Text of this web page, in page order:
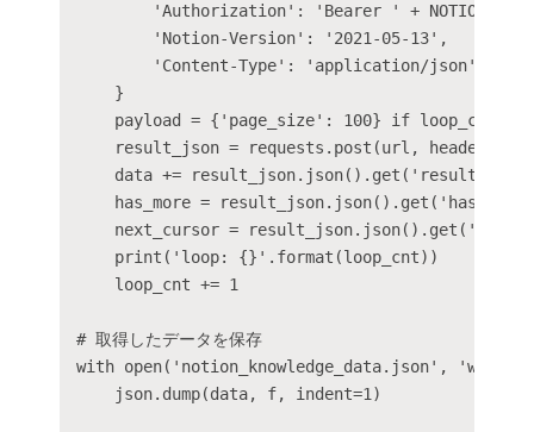
'Authorization': 'Bearer ' +
        'Notion-Version': '2021-05-13',
        'Content-Type': 'application/json',
    }
payload = {'page_size': 100} if loop_cnt
result_json = requests.post(url,
    data += result_json.json().get('results')
has_more =
next_cursor =
    print('loop: {}'.format(loop_cnt))
    loop_cnt += 1
# 取得したデータを保存
with open('notion_knowledge_data.json', 'w')as
    json.dump(data, f, indent=1)